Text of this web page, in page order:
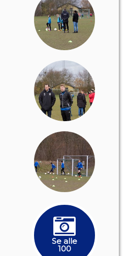
Se alle
100